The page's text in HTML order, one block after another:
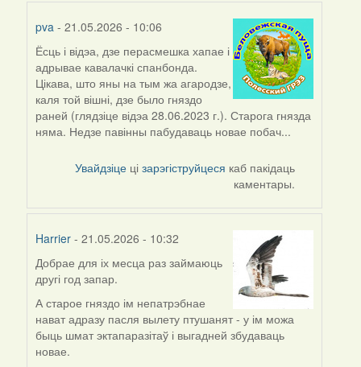
pva - 21.05.2026 - 10:06
Ёсць і відэа, дзе перасмешка хапае і
адрывае кавалачкі спанбонда.
Цікава, што яны на тым жа агародзе,
каля той вішні, дзе было гняздо
раней (глядзіце відэа 28.06.2023 г.). Старога гнязда
няма. Недзе павінны пабудаваць новае побач...
Увайдзіце цізарэгіструйцеся каб пакідаць
каментары.
Harrier - 21.05.2026 - 10:32
Добрае для іх месца раз займаюць
другі год запар.
А старое гняздо ім непатрэбнае
нават адразу пасля вылету птушанят - у ім можа
быць шмат эктапаразітаў і выгадней збудаваць
новае.